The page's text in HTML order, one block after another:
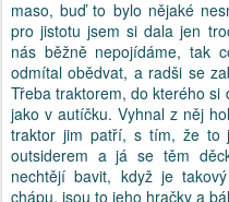
maso, buď to bylo nějaké
pro jistotu jsem si dala jen
nás běžně nepojídáme, tak
odmítal obědvat, a radši se
Třeba traktorem, do kterého
jako v autíčku. Vyhnal z něj
traktor jim patří, s tím, že to
outsiderem a já se těm
nechtějí bavit, když je
chápu, jsou to jeho hračky a